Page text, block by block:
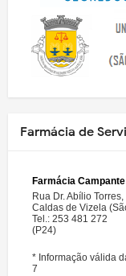
Farmácia de